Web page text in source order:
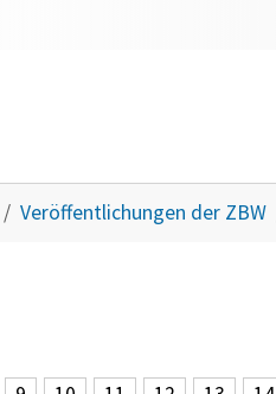
Veröffentlichungen der ZBW